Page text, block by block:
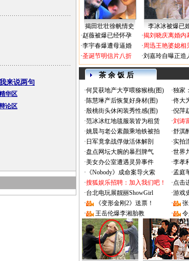
来说两句
华区
论区
揭田壮壮徐帆情史 李冰冰被爆已
·赵薇被爆已经怀孕
·李宇春爆遭母逼婚
·圣诞节明信片八折
·揭刘晓庆离婚内
·周迅王艳婆媳相
·刘嘉玲自曝正造
茶 余 饭 后
·何炅获地产大亨喂猕猴桃(图) ·独家
·陈慧琳产后恢复好身材(图) ·佟大
·殷桃街头休闲装秀性感(图) ·倪萍
·范冰冰红地毯服装皆为租赁 ·刘涛
·姚晨与老公素颜乘地铁被拍 ·舒淇
· 日军竟拿战俘做活体解剖 ·实拍
·盘点网坛大腕的暴烈脾气 ·世界
·美女办公室遭遇灵异事件 ·李孝
· 《Nobody》成命案导火索 ·孟庭
·搜狐娱乐招聘：加入我们吧！ ·点击
·台北电玩展靓丽ShowGirl ·游戏
·
《变形金刚2》送票！ ·
·
王岳伦爆李湘胎教 ·